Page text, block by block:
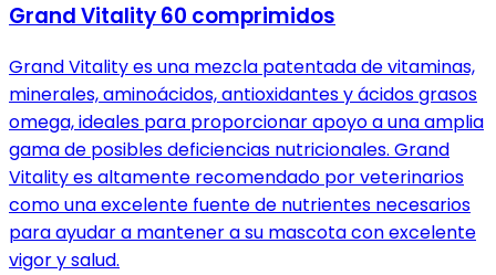
Grand Vitality 60 comprimidos
Grand Vitality es una mezcla patentada de vitaminas,
minerales, aminoácidos, antioxidantes y ácidos grasos
omega, ideales para proporcionar apoyo a una amplia
gama de posibles deficiencias nutricionales. Grand
Vitality es altamente recomendado por veterinarios
como una excelente fuente de nutrientes necesarios
para ayudar a mantener a su mascota con excelente
vigor y salud.